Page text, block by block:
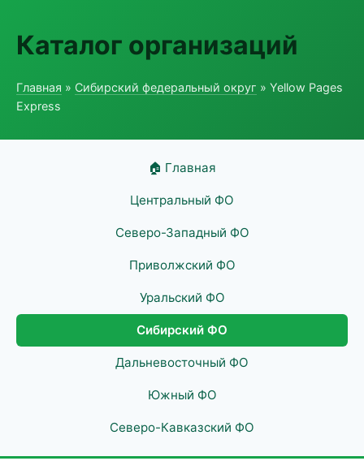
Каталог организаций
Главная » Сибирский федеральный округ » Yellow Pages
Express
🏠 Главная
Центральный ФО
Северо-Западный ФО
Приволжский ФО
Уральский ФО
Сибирский ФО
Дальневосточный ФО
Южный ФО
Северо-Кавказский ФО